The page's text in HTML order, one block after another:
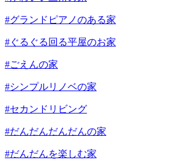
#グランドピアノのある家
#ぐるぐる回る平屋のお家
#ごえんの家
#シンプルリノベの家
#セカンドリビング
#だんだんだんだんの家
#だんだんを楽しむ家